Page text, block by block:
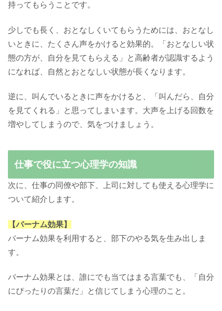
持ってもらうことです。
少しでも長く、おとなしくいてもらうためには、おとなし
いときに、たくさん声をかけると効果的。「おとなしい状
態の方が、自分を見てもらえる」と高齢者が認識するよう
になれば、自然とおとなしい状態が長くなります。
逆に、叫んでいるときに声をかけると、「叫んだら、自分
を見てくれる」と思ってしまいます。大声を上げる回数を
増やしてしまうので、気をつけましょう。
仕事で役に立つ心理学の知識
次に、仕事の同僚や部下、上司に対しても使える心理学に
ついて紹介します。
【バーナム効果】
バーナム効果を利用すると、部下のやる気を生み出しま
す。
バーナム効果とは、誰にでも当てはまる言葉でも、「自分
にぴったりの言葉だ」と信じてしまう心理のこと。